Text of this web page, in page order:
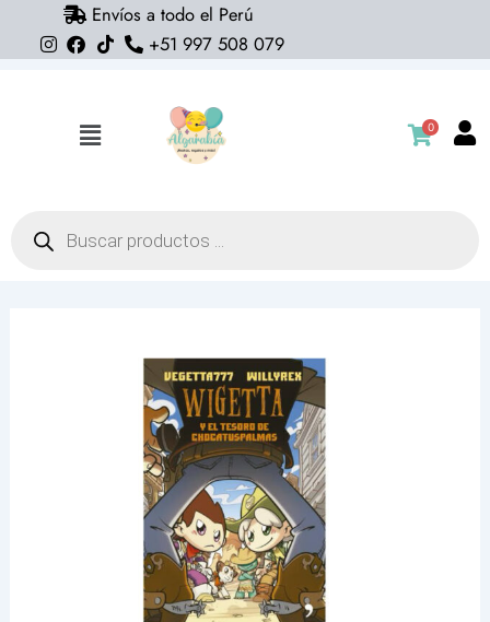
Envíos a todo el Perú
+51 997 508 079
Flyout
0
productos
chocatuspalmas